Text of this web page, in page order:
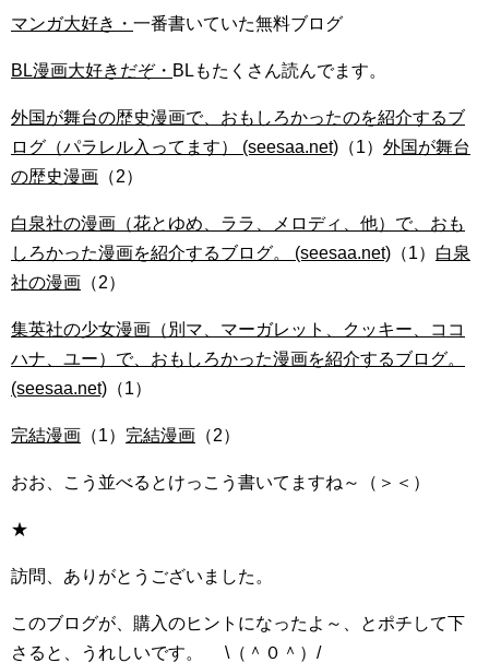
マンガ大好き・ 一番書いていた無料ブログ
BL漫画大好きだぞ・ BLもたくさん読んでます。
外国が舞台の歴史漫画で、おもしろかったのを紹介するブ
ログ（パラレル入ってます） (seesaa.net) （1） 外国が舞台
の歴史漫画 （2）
白泉社の漫画（花とゆめ、ララ、メロディ、他）で、おも
しろかった漫画を紹介するブログ。 (seesaa.net) （1） 白泉
社の漫画 （2）
集英社の少女漫画（別マ、マーガレット、クッキー、ココ
ハナ、ユー）で、おもしろかった漫画を紹介するブログ。
(seesaa.net) （1）
完結漫画 （1） 完結漫画 （2）
おお、こう並べるとけっこう書いてますね～（＞＜）
★
訪問、ありがとうございました。
このブログが、購入のヒントになったよ～、とポチして下
さると、うれしいです。 \（＾０＾）/